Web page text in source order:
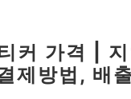
커 가격 |
제방법, 배